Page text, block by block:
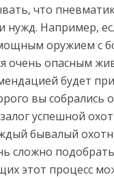
что
нужд. Например,
оружием с
очень опасным
будет
вы собрались
успешной
бывалый
сложно
этот процесс